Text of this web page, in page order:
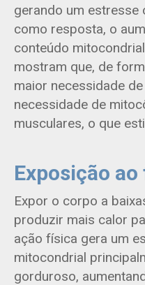
gerando um estresse
como resposta, o
conteúdo
mostram que, de
maior necessidade
necessidade de
musculares, o que
Exposição
Expor o corpo a
produzir mais calor
ação física gera um
mitocondrial
gorduroso,